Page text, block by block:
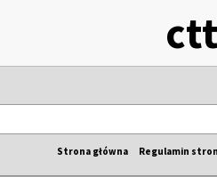
Strona główna Regulamin